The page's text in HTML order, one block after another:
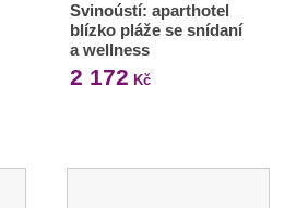
Svinoústí: aparthotel
blízko pláže se snídaní
a wellness
2 172 Kč